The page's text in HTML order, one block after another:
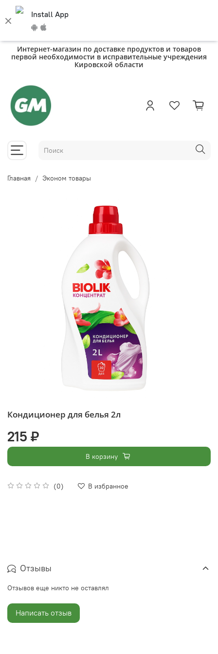
Install App
Интернет-магазин по доставке продуктов и товаров
первой необходимости в исправительные учреждения
Кировской области
Главная Эконом товары
Кондиционер для белья 2л
(0) В избранное
215 ₽
В корзину
Отзывы
Отзывов еще никто не оставлял
Написать отзыв